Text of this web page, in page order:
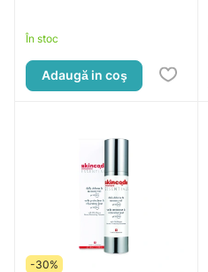
În stoc
Adaugă in coş
-30%